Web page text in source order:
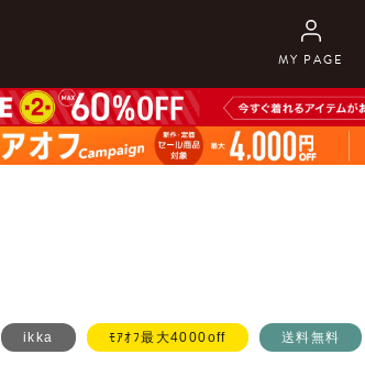
MY PAGE
ikka ﾓｱｵﾌ最大4000off 送料無料